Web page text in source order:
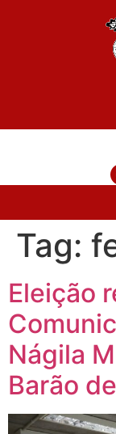
Tag:
Eleição
Nágila
Barão